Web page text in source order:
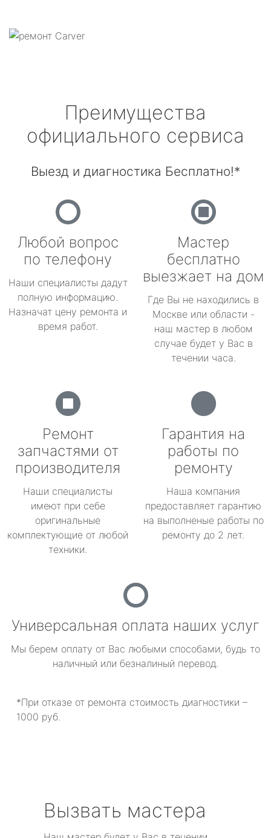
Преимущества
официального сервиса
Выезд и диагностика Бесплатно!*
Любой вопрос
по телефону
Наши специалисты дадут
полную информацию.
Назначат цену ремонта и
время работ.
Мастер
бесплатно
выезжает на дом
Где Вы не находились в
Москве или области -
наш мастер в любом
случае будет у Вас в
течении часа.
Ремонт
запчастями от
производителя
Наши специалисты
имеют при себе
оригинальные
комплектующие от любой
техники.
Гарантия на
работы по
ремонту
Наша компания
предоставляет гарантию
на выполненые работы по
ремонту до 2 лет.
Универсальная оплата наших услуг
Мы берем оплату от Вас любыми способами, будь то
наличный или безналиный перевод.
*При отказе от ремонта стоимость диагностики –
1000 руб.
Вызвать мастера